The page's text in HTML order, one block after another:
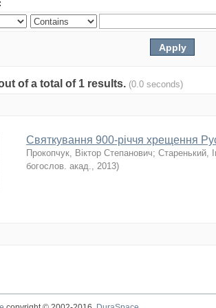
of a total of 1 results. (0.0 seconds)
Святкування 900-річчя хрещення
Прокопчук, Віктор Степанович; Старенький,
богослов. акад., 2013)